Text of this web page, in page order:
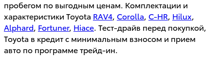
пробегом по выгодным ценам. Комплектации и
характеристики Toyota RAV4, Corolla, C-HR, Hilux,
Alphard, Fortuner, Hiace. Тест-драйв перед покупкой,
Toyota в кредит с минимальным взносом и прием
авто по программе трейд-ин.